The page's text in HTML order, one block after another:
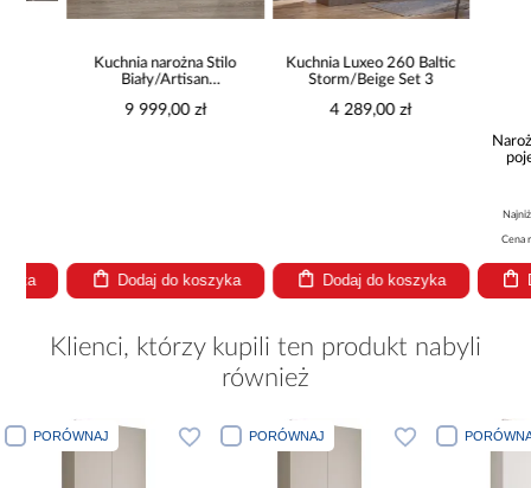
Kuchnia narożna Stilo
Biały/Artisan
9 999,00 zł
Dodaj do koszyka
Kuchnia Luxeo 260 Baltic
Storm/Beige Set 3
4 289,00 zł
Dodaj do koszyka
Narożnik
Najniższa
Cena
Klienci, którzy kupili ten produkt nabyli
również
PORÓWNAJ PORÓWNAJ